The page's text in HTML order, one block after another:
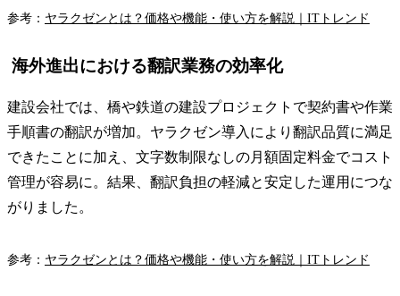
参考： ヤラクゼンとは？価格や機能・使い方を解説｜ITトレンド
海外進出における翻訳業務の効率化
建設会社では、橋や鉄道の建設プロジェクトで契約書や作業
手順書の翻訳が増加。ヤラクゼン導入により翻訳品質に満足
できたことに加え、文字数制限なしの月額固定料金でコスト
管理が容易に。結果、翻訳負担の軽減と安定した運用につな
がりました。
参考： ヤラクゼンとは？価格や機能・使い方を解説｜ITトレンド